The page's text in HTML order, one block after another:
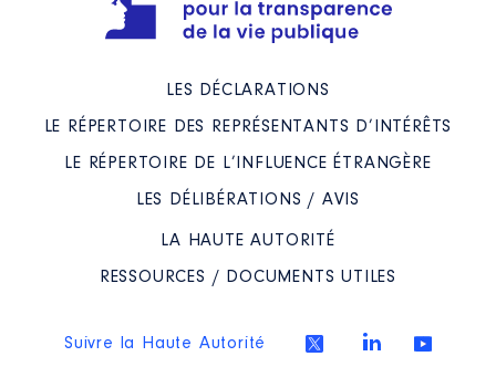
LES DÉCLARATIONS
LE RÉPERTOIRE DES REPRÉSENTANTS D’INTÉRÊTS
LE RÉPERTOIRE DE L’INFLUENCE ÉTRANGÈRE
LES DÉLIBÉRATIONS / AVIS
LA HAUTE AUTORITÉ
RESSOURCES / DOCUMENTS UTILES
Suivre la Haute Autorité